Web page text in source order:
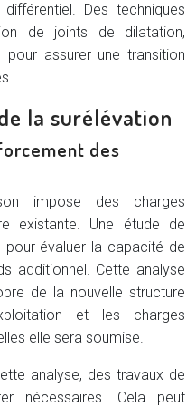
Des techniques
de joints de dilatation,
assurer une transition
la surélévation
des
impose des charges
existante. Une étude de
évaluer la capacité de
additionnel. Cette analyse
de la nouvelle structure
et les charges
elle sera soumise.
analyse, des travaux de
nécessaires. Cela peut